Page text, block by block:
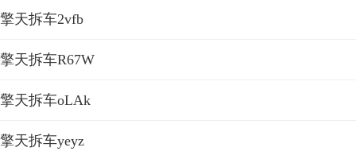
擎天拆车2vfb
擎天拆车R67W
擎天拆车oLAk
擎天拆车yeyz